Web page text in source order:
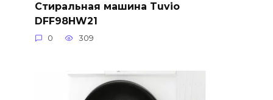
Стиральная машина Tuvio
DFF98HW21
0 309